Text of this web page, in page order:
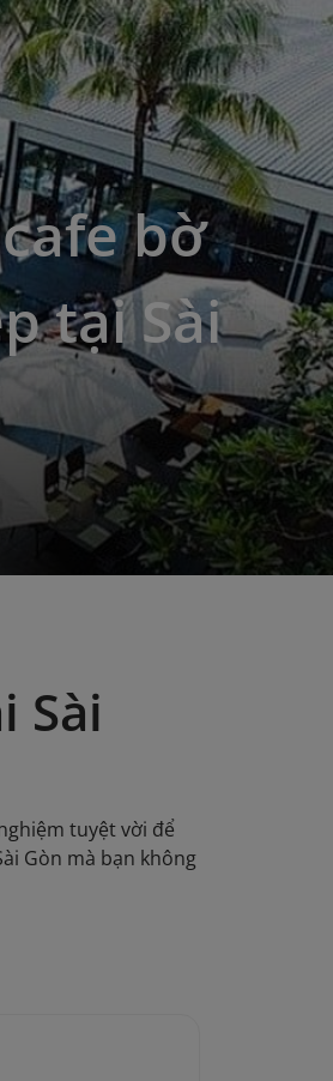
bờ
tại Sài
Sài
tuyệt vời để
Gòn mà bạn không